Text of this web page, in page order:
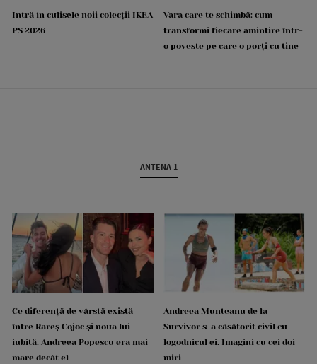
Intră în culisele noii colecții IKEA
PS 2026
Vara care te schimbă: cum
transformi fiecare amintire într-
o poveste pe care o porți cu tine
ANTENA 1
Ce diferență de vârstă există
între Rareș Cojoc și noua lui
iubită. Andreea Popescu era mai
mare decât el
Andreea Munteanu de la
Survivor s-a căsătorit civil cu
logodnicul ei. Imagini cu cei doi
miri